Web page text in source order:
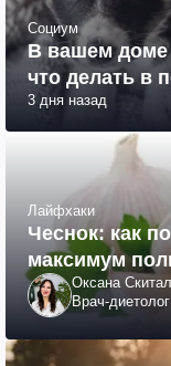
Социум
В вашем доме
что делать в
3 дня назад
Лайфхаки
Чеснок: как
максимум
Оксана
Врач-диетолог